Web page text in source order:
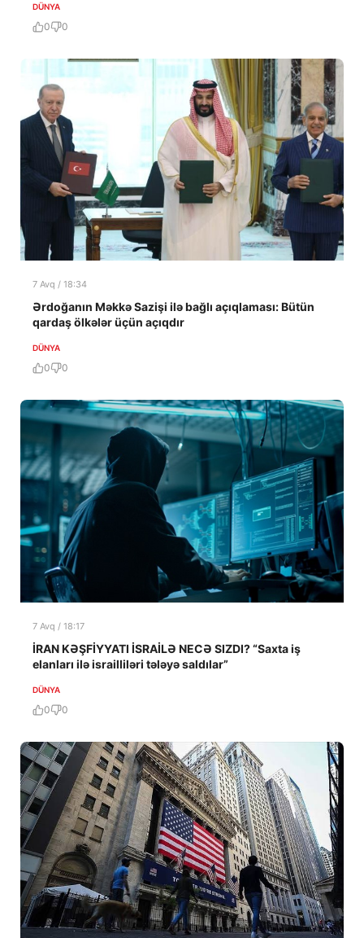
DÜNYA
0 0
7 Avq / 18:34
Ərdoğanın Məkkə Sazişi ilə bağlı açıqlaması: Bütün
qardaş ölkələr üçün açıqdır
DÜNYA
0 0
7 Avq / 18:17
İRAN KƏŞFİYYATI İSRAİLƏ NECƏ SIZDI? “Saxta iş
elanları ilə israilliləri tələyə saldılar”
DÜNYA
0 0